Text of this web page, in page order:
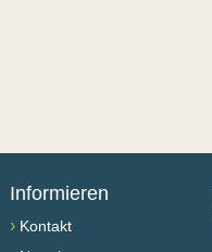
Informieren
› Kontakt